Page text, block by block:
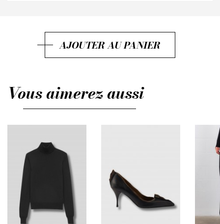
AJOUTER AU PANIER
Vous aimerez aussi